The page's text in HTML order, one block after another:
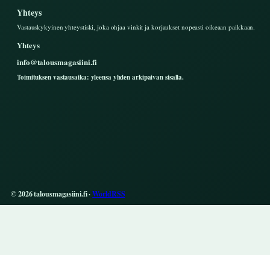
Yhteys
Vastauskykyinen yhteystiski, joka ohjaa vinkit ja korjaukset nopeasti oikeaan paikkaan.
Yhteys
info@talousmagasiini.fi
Toimituksen vastausaika: yleensa yhden arkipaivan sisalla.
© 2026 talousmagasiini.fi ·WorldRSS